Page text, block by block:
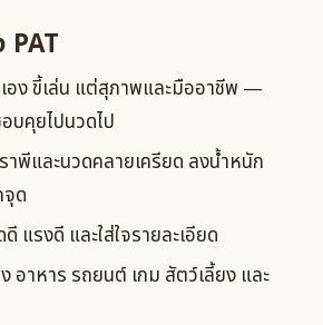
PAT
อง ขี้เล่น แต่สุภาพและมืออาชีพ —
บคุยไปนวดไป
าพีและนวดคลายเครียด ลงน้ำหนัก
ด
แรงดี และใส่ใจรายละเอียด
อาหาร รถยนต์ เกม สัตว์เลี้ยง และ